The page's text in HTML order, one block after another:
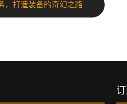
，打造装备的奇幻之路